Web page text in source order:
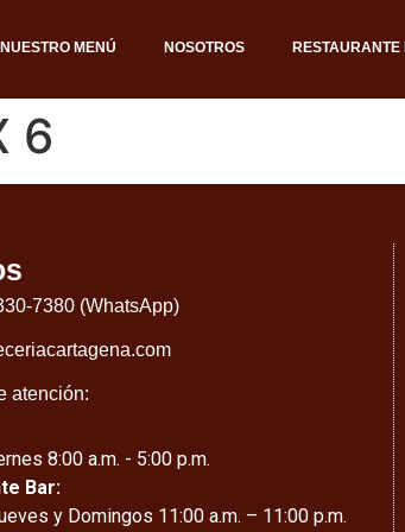
NUESTRO MENÚ NOSOTROS
6
7380 (WhatsApp)
atención:
8:00 a.m. - 5:00 p.m.
Bar:
y Domingos 11:00 a.m. – 11:00 p.m.